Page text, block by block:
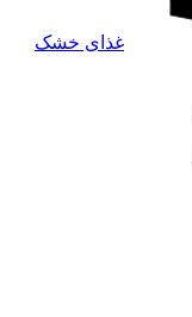
غذای خشک